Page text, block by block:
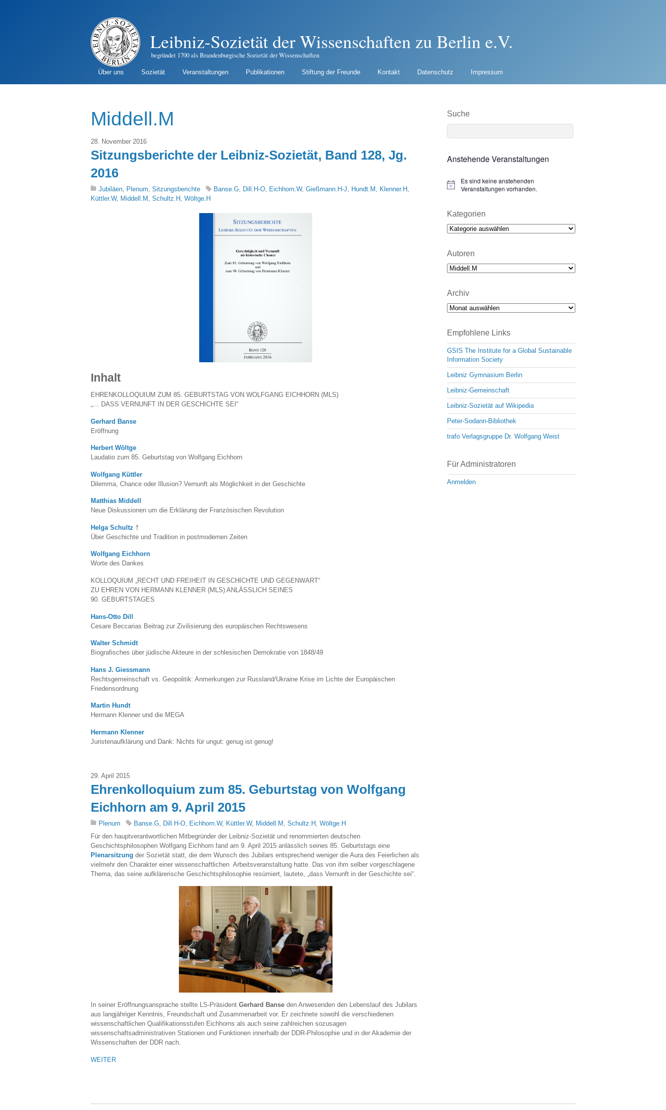
Leibniz-Sozietät der Wissenschaften zu Berlin e.V.
begründet 1700 als Brandenburgische Sozietät der Wissenschaften
Über uns Sozietät Veranstaltungen Publikationen Stiftung der Freunde Kontakt Datenschutz Impressum
Middell.M
28. November 2016
Sitzungsberichte der Leibniz-Sozietät, Band 128, Jg.
2016
Jubiläen Plenum Sitzungsberichte Banse.G Dill.H-O Eichhorn.W, Gießmann.H-J Hundt.M Klenner.H
Küttler.W, Middell.M Schultz.H Wöltge.H
Inhalt
EHRENKOLLOQUIUM ZUM 85. GEBURTSTAG VON WOLFGANG EICHHORN (MLS)
„… DASS VERNUNFT IN DER GESCHICHTE SEI“
Gerhard Banse
Eröffnung
Herbert Wöltge
Laudatio zum 85. Geburtstag von Wolfgang Eichhorn
Wolfgang Küttler
Dilemma, Chance oder Illusion? Vernunft als Möglichkeit in der Geschichte
Matthias Middell
Neue Diskussionen um die Erklärung der Französischen Revolution
Helga Schultz †
Über Geschichte und Tradition in postmodernen Zeiten
Wolfgang Eichhorn
Worte des Dankes
KOLLOQUIUM „RECHT UND FREIHEIT IN GESCHICHTE UND GEGENWART“
ZU EHREN VON HERMANN KLENNER (MLS) ANLÄSSLICH SEINES
90. GEBURTSTAGES
Hans-Otto Dill
Cesare Beccarias Beitrag zur Zivilisierung des europäischen Rechtswesens
Walter Schmidt
Biografisches über jüdische Akteure in der schlesischen Demokratie von 1848/49
Hans J. Giessmann
Rechtsgemeinschaft vs. Geopolitik: Anmerkungen zur Russland/Ukraine Krise im Lichte der Europäischen
Friedensordnung
Martin Hundt
Hermann Klenner und die MEGA
Hermann Klenner
Juristenaufklärung und Dank: Nichts für ungut: genug ist genug!
29. April 2015
Ehrenkolloquium zum 85. Geburtstag von Wolfgang
Eichhorn am 9. April 2015
Plenum Banse.G Dill.H-O Eichhorn.W, Küttler.W, Middell.M Schultz.H Wöltge.H
Für den hauptverantwortlichen Mitbegründer der Leibniz-Sozietät und renommierten deutschen
Geschichtsphilosophen Wolfgang Eichhorn fand am 9. April 2015 anlässlich seines 85. Geburtstags eine
Plenarsitzung der Sozietät statt, die dem Wunsch des Jubilars entsprechend weniger die Aura des Feierlichen als
vielmehr den Charakter einer wissenschaftlichen Arbeitsveranstaltung hatte. Das von ihm selber vorgeschlagene
Thema, das seine aufklärerische Geschichtsphilosophie resümiert, lautete, „dass Vernunft in der Geschichte sei“.
In seiner Eröffnungsansprache stellte LS-Präsident Gerhard Banse den Anwesenden den Lebenslauf des Jubilars
aus langjähriger Kenntnis, Freundschaft und Zusammenarbeit vor. Er zeichnete sowohl die verschiedenen
wissenschaftlichen Qualifikationsstufen Eichhorns als auch seine zahlreichen sozusagen
wissenschaftsadministrativen Stationen und Funktionen innerhalb der DDR-Philosophie und in der Akademie der
Wissenschaften der DDR nach.
WEITER
Suche
Anstehende Veranstaltungen
N
i
c
e
Es sind keine anstehenden
Veranstaltungen vorhanden.
Kategorien
Kategorien
Autoren
Archiv
Archiv
Empfohlene Links
GSIS The Institute for a Global Sustainable
Information Society
Leibniz Gymnasium Berlin
Leibniz-Gemeinschaft
Leibniz-Sozietät auf Wikipedia
Peter-Sodann-Bibliothek
trafo Verlagsgruppe Dr. Wolfgang Weist
Für Administratoren
Anmelden